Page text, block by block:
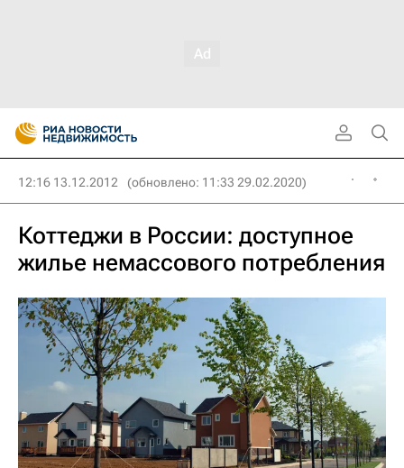
12:16 13.12.2012 (обновлено: 11:33 29.02.2020)
Коттеджи в России: доступное
жилье немассового потребления